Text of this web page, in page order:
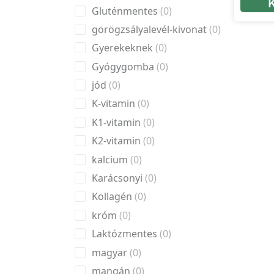
Gluténmentes 0
görögzsályalevél-kivonat 0
Gyerekeknek 0
Gyógygomba 0
jód 0
K-vitamin 0
K1-vitamin 0
K2-vitamin 0
kalcium 0
Karácsonyi 0
Kollagén 0
króm 0
Laktózmentes 0
magyar 0
mangán 0